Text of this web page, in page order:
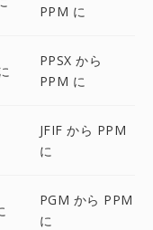
PPM に
PPSX から
PPM に
JFIF から PPM
に
PGM から PPM
に